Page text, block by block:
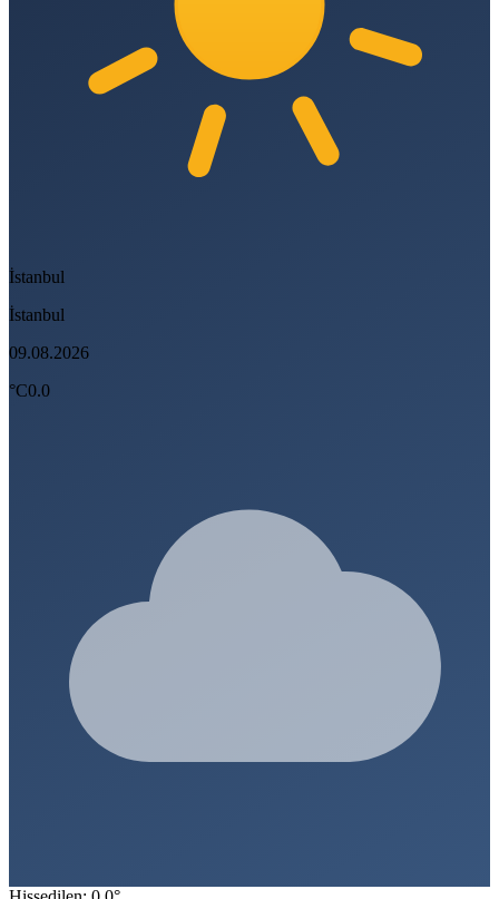
İstanbul
İstanbul
09.08.2026
°C0.0